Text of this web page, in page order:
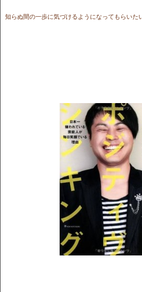
知らぬ間の一歩に気づけるようになってもらいた